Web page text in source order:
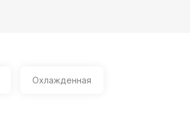
Охлажденная